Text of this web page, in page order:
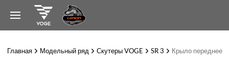
Главная Модельный ряд Скутеры VOGE SR 3 Крыло переднее